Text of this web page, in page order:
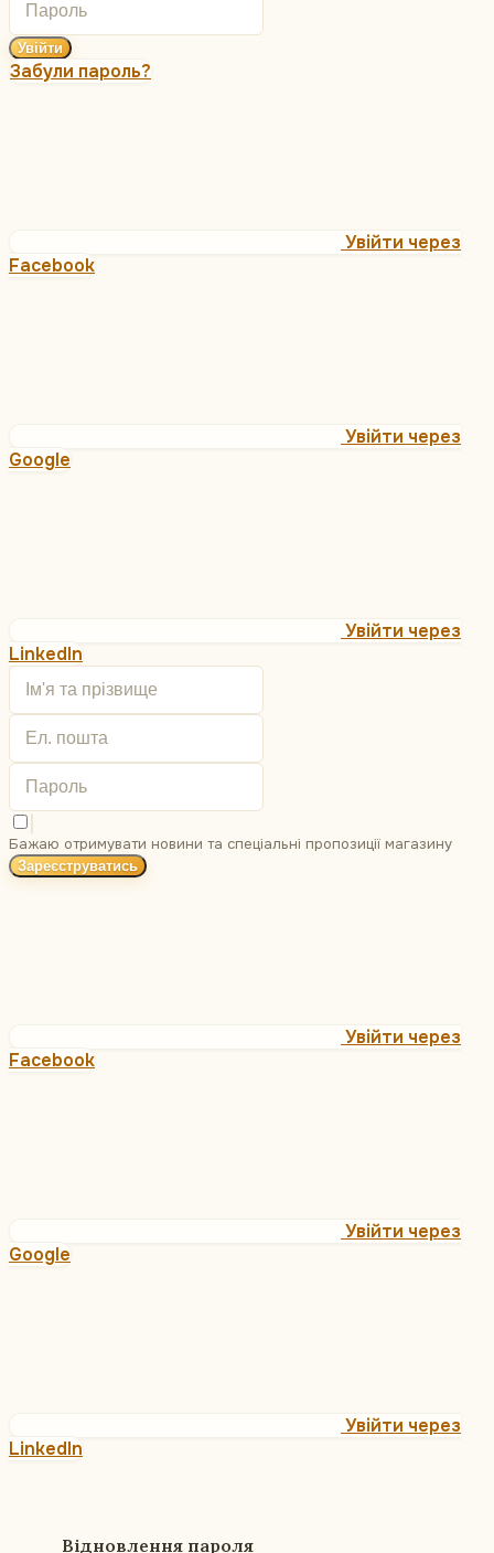
Увійти
Забули пароль?
Увійти через
Facebook
Увійти через
Google
Увійти через
LinkedIn
Бажаю отримувати новини та спеціальні пропозиції магазину
Зареєструватись
Увійти через
Facebook
Увійти через
Google
Увійти через
LinkedIn
Відновлення пароля